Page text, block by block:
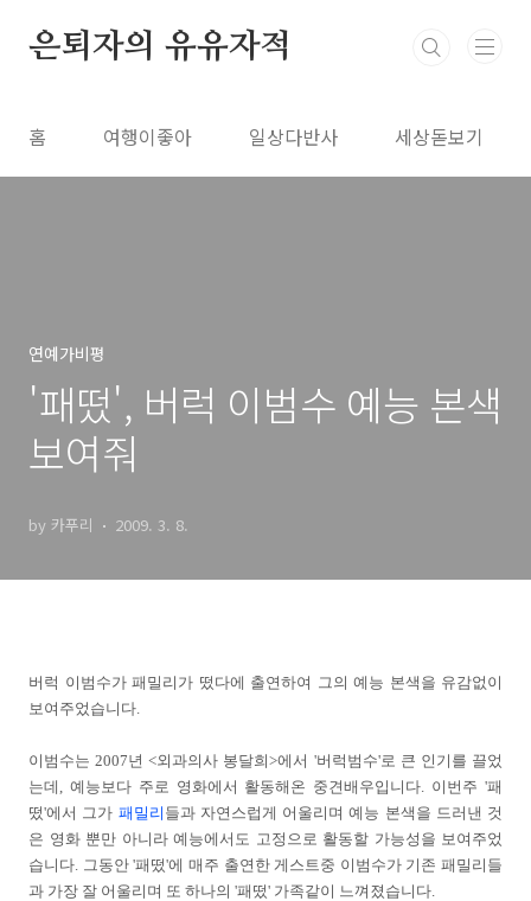
은퇴자의 유유자적
홈 여행이좋아 일상다반사 세상돋보기
연예가비평
'패떴', 버럭 이범수 예능 본색
보여줘
by 카푸리 2009. 3. 8.
버럭 이범수가 패밀리가 떴다에 출연하여 그의 예능 본색을 유감없이
보여주었습니다.
이범수는 2007년 <외과의사 봉달희>에서 '버럭범수'로 큰 인기를 끌었
는데, 예능보다 주로 영화에서 활동해온 중견배우입니다. 이번주 '패
떴'에서 그가 패밀리 들과 자연스럽게 어울리며 예능 본색을 드러낸 것
은 영화 뿐만 아니라 예능에서도 고정으로 활동할 가능성을 보여주었
습니다. 그동안 '패떴'에 매주 출연한 게스트중 이범수가 기존 패밀리들
과 가장 잘 어울리며 또 하나의 '패떴' 가족같이 느껴졌습니다.